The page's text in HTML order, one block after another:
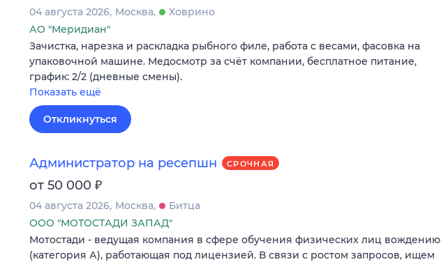
04 августа 2026 Москва
Ховрино
АО "Меридиан"
Зачистка, нарезка и раскладка рыбного филе, работа с весами, фасовка на
упаковочной машине. Медосмотр за счёт компании, бесплатное питание,
график: 2/2 (дневные смены).
Показать ещё
Откликнуться
Администратор на ресепшн СРОЧНАЯ
от 50 000 ₽
04 августа 2026 Москва
Битца
ООО "МОТОСТАДИ ЗАПАД"
Мотостади - ведущая компания в сфере обучения физических лиц вождению
(категория А), работающая под лицензией. В связи с ростом запросов, ищем